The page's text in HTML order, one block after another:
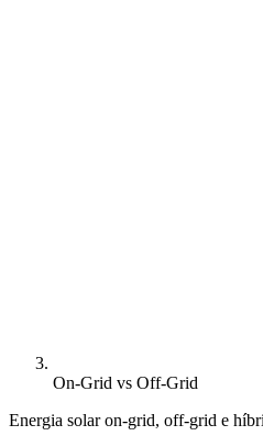
On-Grid vs Off-Grid
Energia solar on-grid, off-grid e